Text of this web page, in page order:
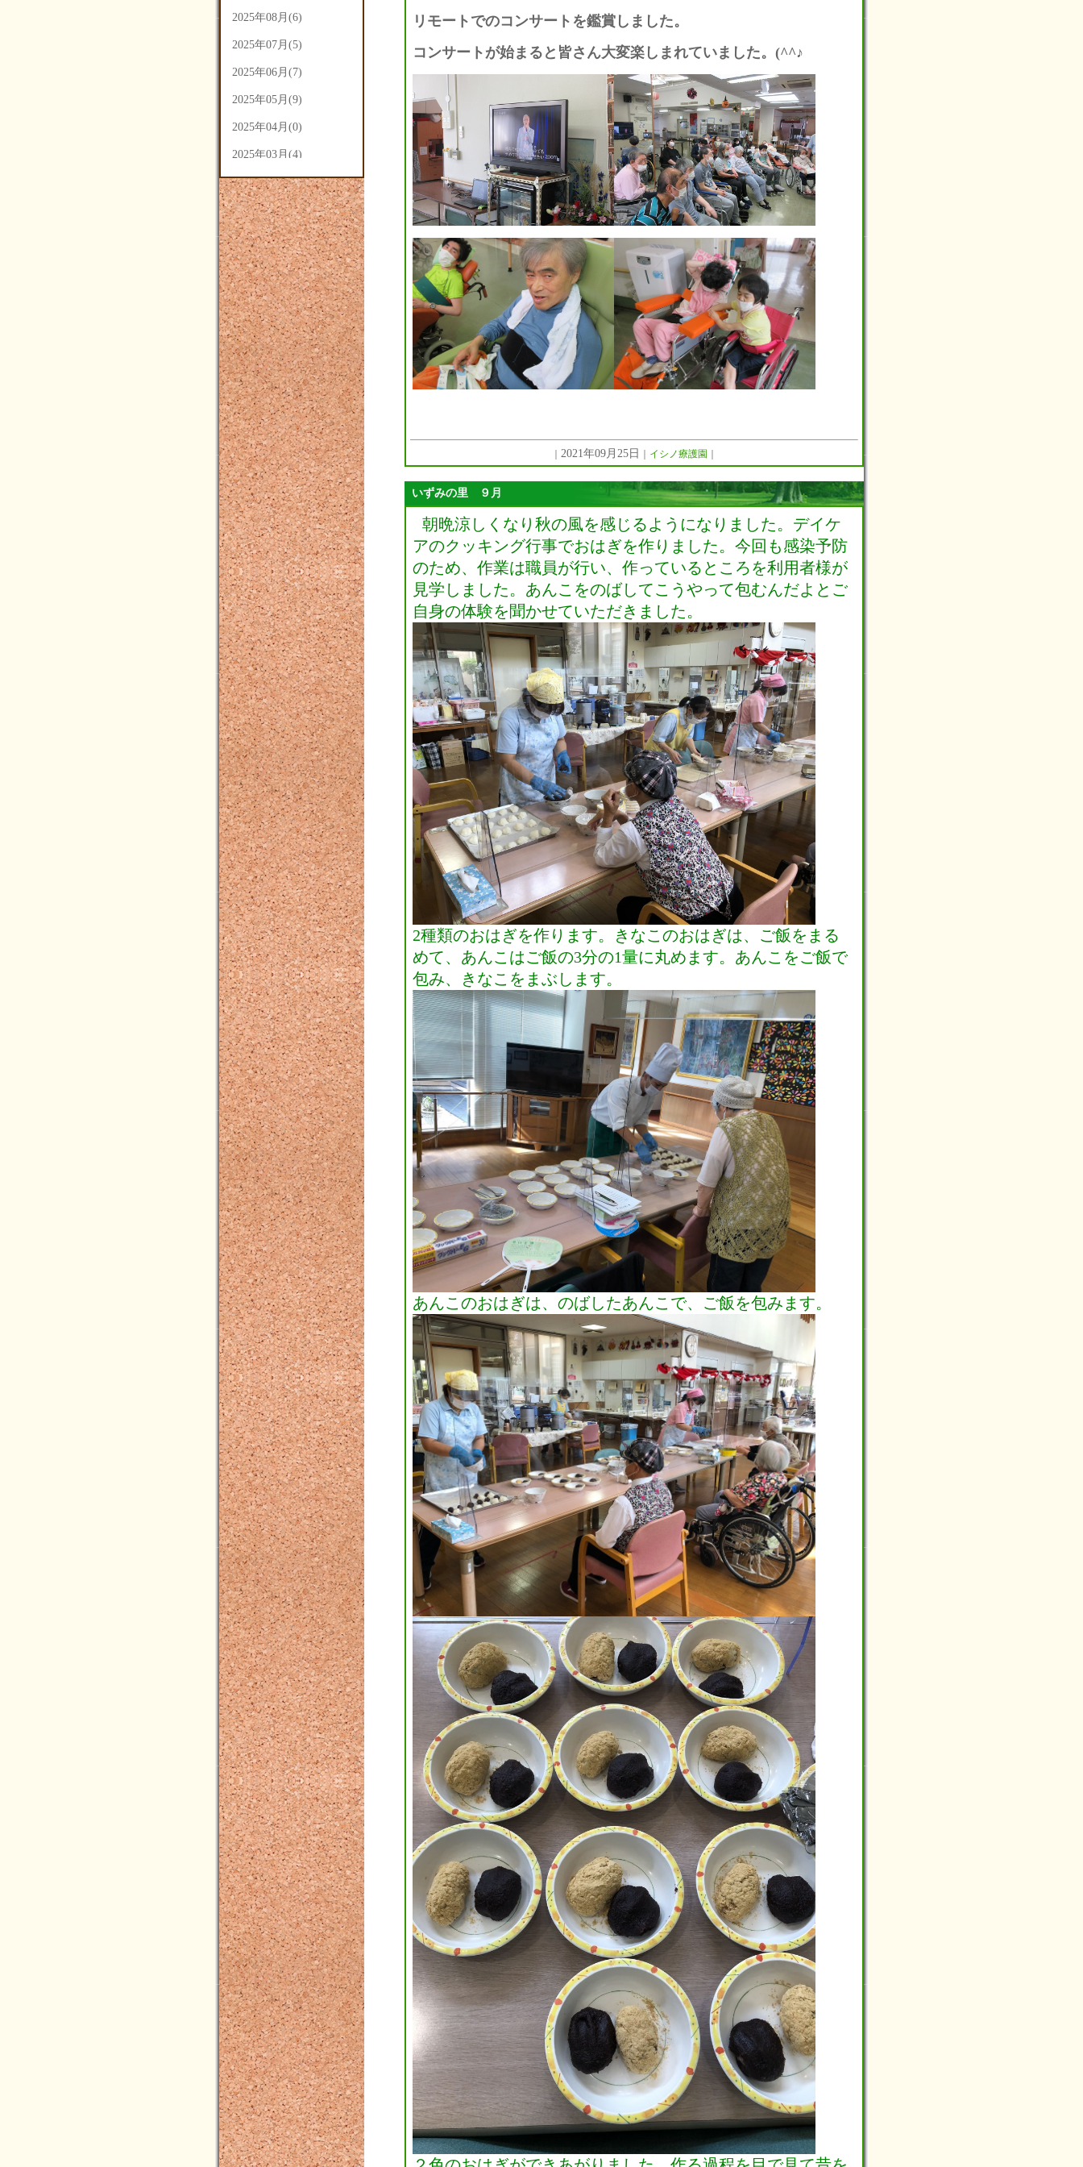
2025年08月(6)
2025年07月(5)
2025年06月(7)
2025年05月(9)
2025年04月(0)
2025年03月(4)
2025年02月(5)
2025年01月(3)
2024年12月(3)
2024年11月(4)
2024年10月(14)
2024年09月(14)
2024年08月(7)
2024年07月(16)
2024年06月(9)
2024年05月(10)
2024年04月(5)
2024年03月(7)
2024年02月(2)
2024年01月(6)
2023年12月(4)
2023年11月(11)
2023年10月(8)
2023年09月(3)
2023年08月(3)
2023年07月(5)
2023年06月(4)
2023年05月(4)
2023年04月(5)
2023年03月(3)
2023年02月(5)
2023年01月(4)
2022年12月(7)
2022年11月(7)
2022年10月(8)
2022年09月(5)
2022年08月(4)
2022年07月(3)
2022年06月(4)
2022年05月(3)
2022年04月(5)
2022年03月(1)
2022年02月(3)
2022年01月(2)
2021年12月(5)
2021年11月(3)
2021年10月(3)
2021年09月(3)
2021年08月(2)
2021年07月(6)
2021年06月(4)
2021年05月(4)
2021年04月(9)
2021年03月(2)
2021年02月(1)
2021年01月(5)
2020年12月(5)
2020年11月(3)
2020年10月(3)
2020年09月(6)
2020年08月(2)
2020年07月(5)
2020年06月(5)
2020年05月(2)
2020年04月(2)
2020年03月(6)
2020年02月(4)
2020年01月(2)
2019年12月(3)
2019年11月(1)
2019年10月(7)
2019年09月(4)
2019年08月(3)
2019年07月(3)
2019年06月(10)
2019年05月(4)
2019年04月(2)
2019年03月(3)
2019年02月(0)
リモートでのコンサートを鑑賞しました。
コンサートが始まると皆さん大変楽しまれていました。(^^♪
2021年09月25日 イシノ療護園
いずみの里 ９月
朝晩涼しくなり秋の風を感じるようになりました。デイケ
アのクッキング行事でおはぎを作りました。今回も感染予防
のため、作業は職員が行い、作っているところを利用者様が
見学しました。あんこをのばしてこうやって包むんだよとご
自身の体験を聞かせていただきました。
2種類のおはぎを作ります。きなこのおはぎは、ご飯をまる
めて、あんこはご飯の3分の1量に丸めます。あんこをご飯で
包み、きなこをまぶします。
あんこのおはぎは、のばしたあんこで、ご飯を包みます。